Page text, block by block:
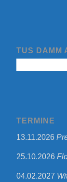
TUS DAMM
TERMINE
13.11.2026
25.10.2026
04.02.2027